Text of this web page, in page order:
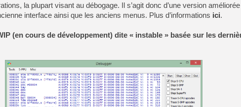
[LS] [PS5] ps5-y2jb-
[GK] Pourquoi Marvel
[GK] Test : Restory : Chill
[GK] GTA 6 : Rockstar
[GK] Hot Wheels Infinite
[GK] Mémoire cash -
[GK] Résultats Nintendo :
[GK] Déjà des
[Mo5] Brickboy cherche à
[GK] Minecraft et ses «
la plupart visant au débogage. Il s’agit donc d’une version
interface ainsi que les anciens menus. Plus d’informations ici.
(en cours de développement) dite « instable » basée sur les